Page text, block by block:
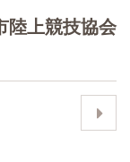
陸上競技協会